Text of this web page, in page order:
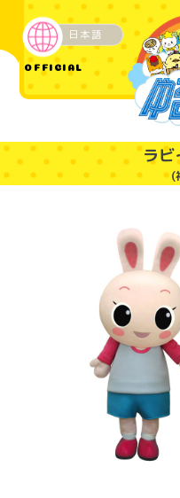
OFFICIAL
日本語
ラビ
(